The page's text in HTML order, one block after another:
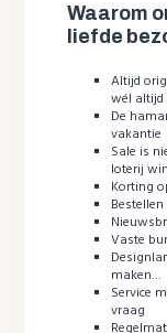
Waarom
liefde
Altijd
wél altijd
De
vakantie
Sale is
loterij
Korting
Vaste
maken…
Service
vraag